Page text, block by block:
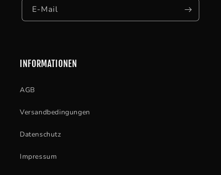
E-Mail
INFORMATIONEN
AGB
Versandbedingungen
Datenschutz
Impressum